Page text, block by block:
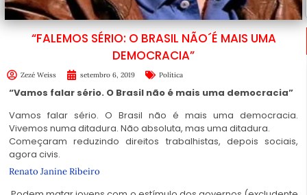
“FALEMOS SÉRIO: O BRASIL NÃO´É MAIS UMA
DEMOCRACIA”
Zezé Weiss setembro 6, 2019 Política
“Vamos falar sério. O Brasil não é mais uma democracia”
Vamos falar sério. O Brasil não é mais uma democracia.
Vivemos numa ditadura. Não absoluta, mas uma ditadura.
Começaram reduzindo direitos trabalhistas, depois sociais,
agora civis.
Renato Janine Ribeiro